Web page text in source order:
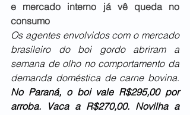
e mercado interno já vê queda no
consumo
Os agentes envolvidos com o mercado
brasileiro do boi gordo abriram a
semana de olho no comportamento da
demanda doméstica de carne bovina
No Paraná, o boi vale R$295,00 por
arroba. Vaca a R$270,00. Novilha a